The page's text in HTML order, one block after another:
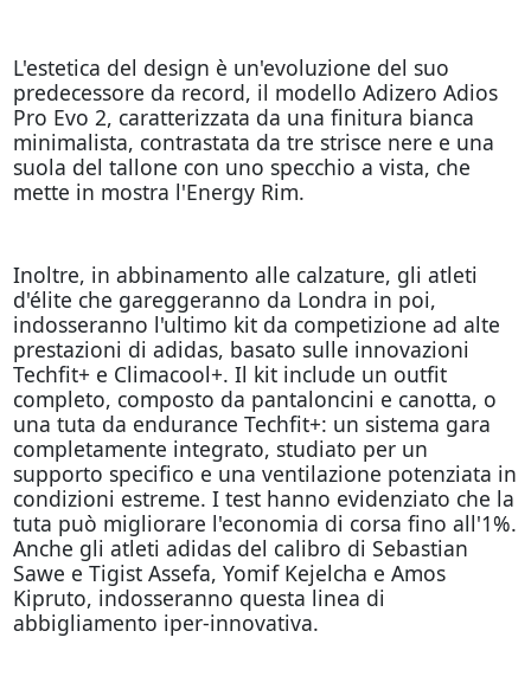
L'estetica del design è un'evoluzione del suo
predecessore da record, il modello Adizero Adios
Pro Evo 2, caratterizzata da una finitura bianca
minimalista, contrastata da tre strisce nere e una
suola del tallone con uno specchio a vista, che
mette in mostra l'Energy Rim.
Inoltre, in abbinamento alle calzature, gli atleti
d'élite che gareggeranno da Londra in poi,
indosseranno l'ultimo kit da competizione ad alte
prestazioni di adidas, basato sulle innovazioni
Techfit+ e Climacool+. Il kit include un outfit
completo, composto da pantaloncini e canotta, o
una tuta da endurance Techfit+: un sistema gara
completamente integrato, studiato per un
supporto specifico e una ventilazione potenziata in
condizioni estreme. I test hanno evidenziato che la
tuta può migliorare l'economia di corsa fino all'1%.
Anche gli atleti adidas del calibro di Sebastian
Sawe e Tigist Assefa, Yomif Kejelcha e Amos
Kipruto, indosseranno questa linea di
abbigliamento iper-innovativa.